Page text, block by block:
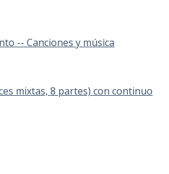
-- Canciones y música
mixtas, 8 partes) con continuo